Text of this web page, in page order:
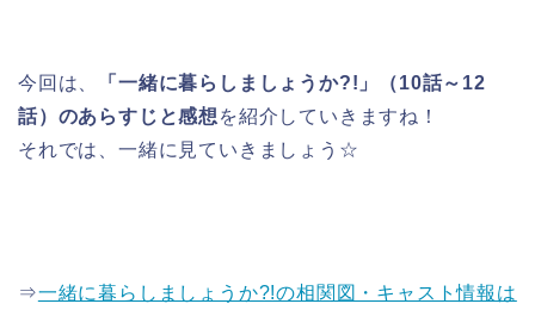
今回は、
「一緒に暮らしましょうか?!」（10話～12
話）のあらすじと感想 を紹介していきますね！
それでは、一緒に見ていきましょう☆
⇒一緒に暮らしましょうか?!の相関図・キャスト情報は